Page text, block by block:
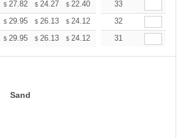
$ 27.82 $ 24.27 $ 22.40 21.28
33
$ 29.95 $ 26.13 $ 24.12 22.91
32
$ 29.95 $ 26.13 $ 24.12 22.91
31
Sand